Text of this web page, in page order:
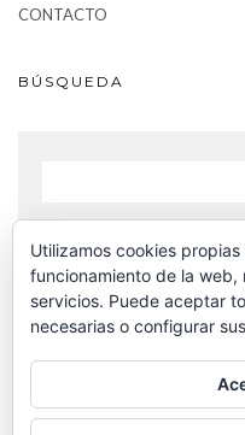
CONTACTO
BÚSQUEDA
Utilizamos cookies
funcionamiento de la web,
servicios. Puede aceptar
necesarias o configurar